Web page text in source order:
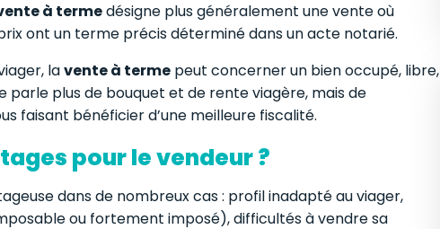
à termedésigne plus généralement une vente où
ont un terme précis déterminé dans un acte notarié.
lavente à terme peut concerner un bien occupé, libre,
parle plus de bouquet et de rente viagère, mais de
faisant bénéficier d’une meilleure fiscalité.
pour le vendeur ?
dans de nombreux cas : profil inadapté au viager,
ou fortement imposé), difficultés à vendre sa